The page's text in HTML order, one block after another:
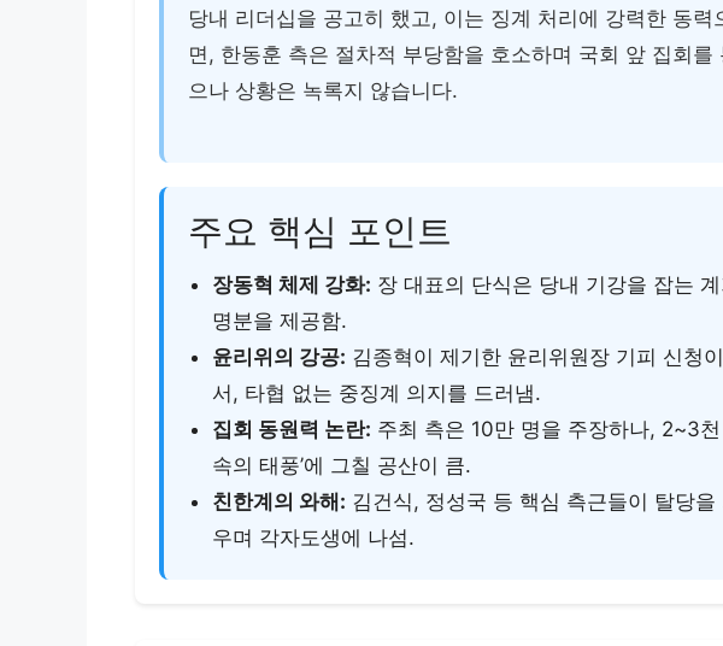
당내 리더십을 공고히 했고, 이는 징계 처리에 강력한 동
면, 한동훈 측은 절차적 부당함을 호소하며 국회 앞 집회를
으나 상황은 녹록지 않습니다.
주요 핵심 포인트
장동혁 체제 강화: 장 대표의 단식은 당내 기강을 잡는
명분을 제공함.
윤리위의 강공: 김종혁이 제기한 윤리위원장 기피 신청
서, 타협 없는 중징계 의지를 드러냄.
집회 동원력 논란: 주최 측은 10만 명을 주장하나, 2~3
속의 태풍’에 그칠 공산이 큼.
친한계의 와해: 김건식, 정성국 등 핵심 측근들이 탈당을
우며 각자도생에 나섬.